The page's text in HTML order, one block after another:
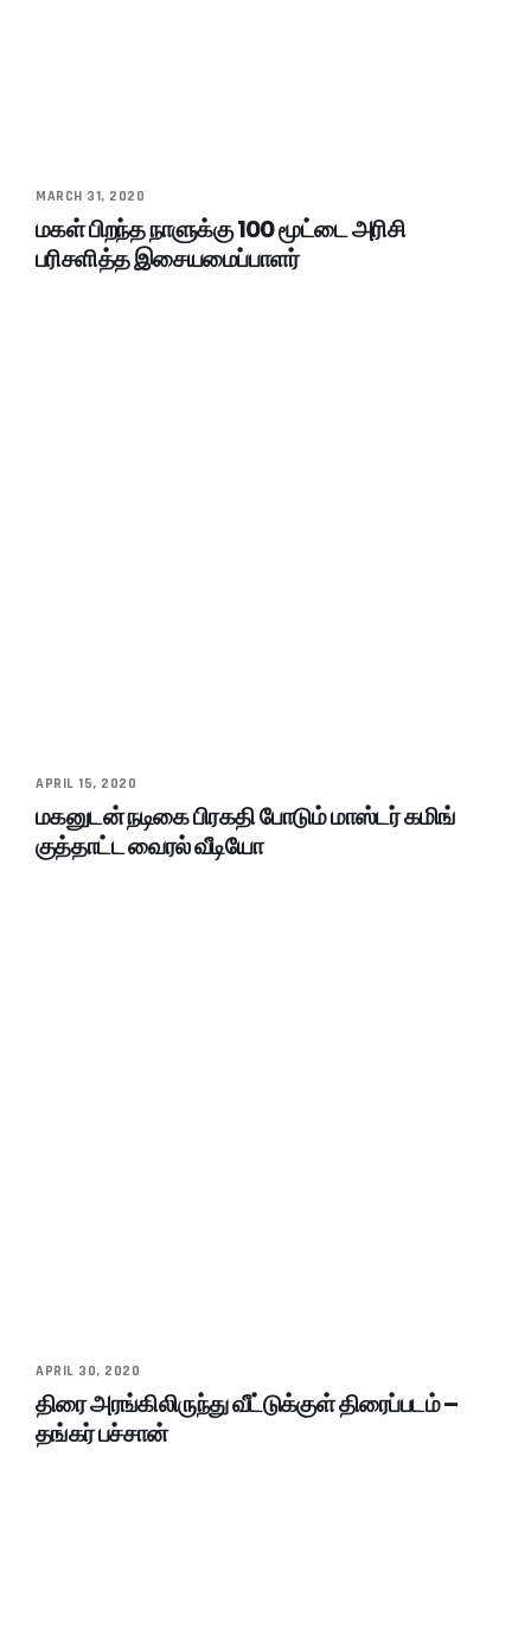
MARCH 31, 2020
மகள் பிறந்த நாளுக்கு 100 மூட்டை அரிசி
பரிசளித்த இசையமைப்பாளர்
APRIL 15, 2020
மகனுடன் நடிகை பிரகதி போடும் மாஸ்டர் கமிங்
குத்தாட்ட வைரல் வீடியோ
APRIL 30, 2020
திரை அரங்கிலிருந்து வீட்டுக்குள் திரைப்படம் –
தங்கர் பச்சான்